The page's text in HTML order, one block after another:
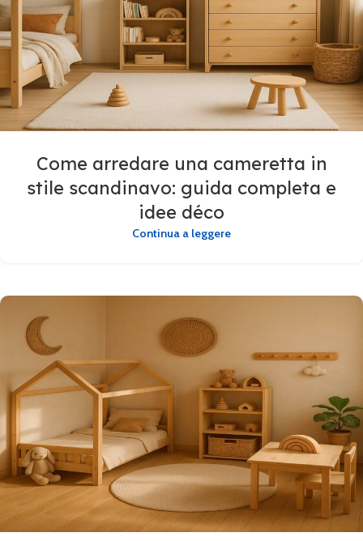
Come arredare una cameretta in
stile scandinavo: guida completa e
idee déco
Continua a leggere